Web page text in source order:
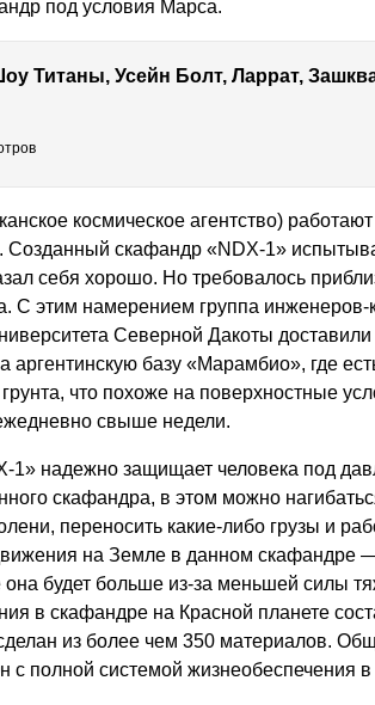
под условия Марса.
Титаны, Усейн Болт, Ларрат,
космическое агентство)
Созданный скафандр «NDX-1»
себя хорошо. Но требовалось
С этим намерением группа инженеров-
Северной Дакоты
аргентинскую базу «Марамбио», где
грунта, что похоже на поверхностные
свыше недели.
1» надежно защищает человека под
скафандра, в этом можно
переносить какие-либо грузы и
на Земле в данном скафандре
будет больше из-за меньшей силы
в скафандре на Красной планете
из более чем 350 материалов.
с полной системой жизнеобеспечения